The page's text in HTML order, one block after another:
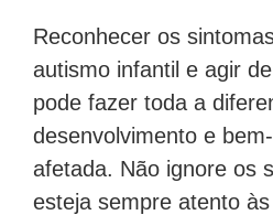
Reconhecer os
autismo infantil e agir
pode fazer toda a
desenvolvimento e
afetada. Não ignore os
esteja sempre atento